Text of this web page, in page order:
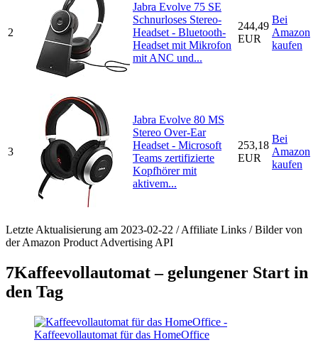
2
Jabra Evolve 75 SE
Schnurloses Stereo-
Headset - Bluetooth-
Headset mit Mikrofon
mit ANC und...
244,49
EUR
Bei
Amazon
kaufen
3
Jabra Evolve 80 MS
Stereo Over-Ear
Headset - Microsoft
Teams zertifizierte
Kopfhörer mit
aktivem...
253,18
EUR
Bei
Amazon
kaufen
Letzte Aktualisierung am 2023-02-22 / Affiliate Links / Bilder von
der Amazon Product Advertising API
7Kaffeevollautomat – gelungener Start in
den Tag